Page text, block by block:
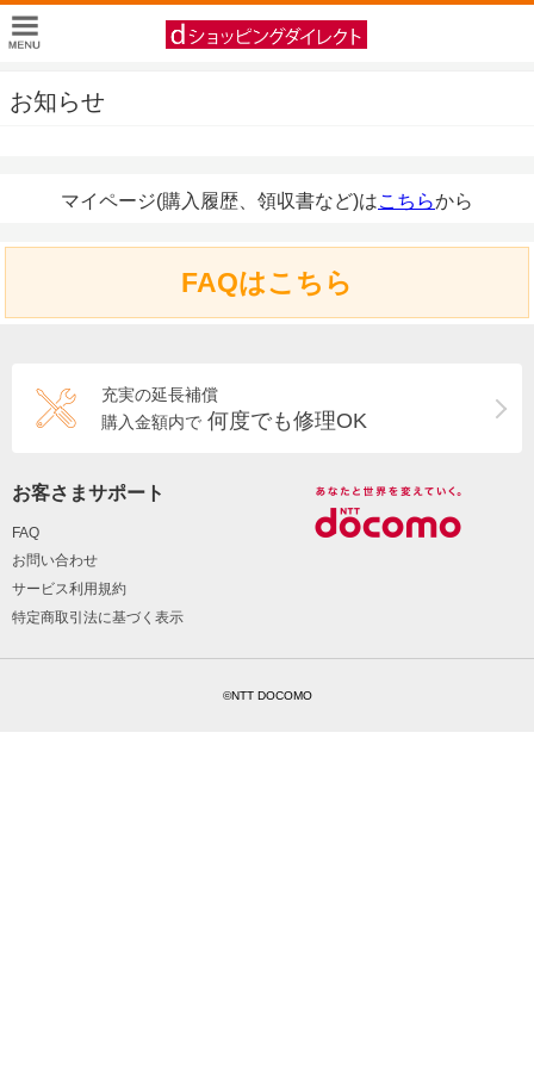
お知らせ
マイページ(購入履歴、領収書など)はこちらから
FAQはこちら
充実の延長補償
購入金額内で 何度でも修理OK
お客さまサポート
FAQ
お問い合わせ
サービス利用規約
特定商取引法に基づく表示
©NTT DOCOMO